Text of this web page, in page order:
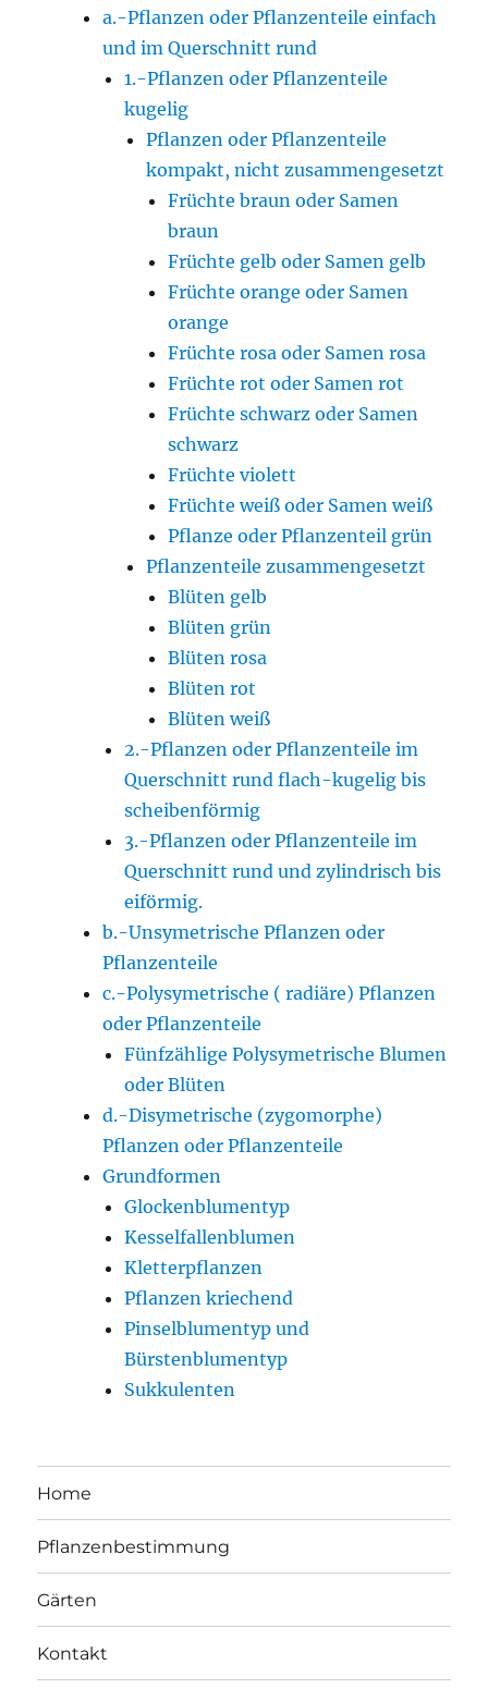
a.-Pflanzen oder Pflanzenteile einfach
und im Querschnitt rund
1.-Pflanzen oder Pflanzenteile
kugelig
Pflanzen oder Pflanzenteile
kompakt, nicht zusammengesetzt
Früchte braun oder Samen
braun
Früchte gelb oder Samen gelb
Früchte orange oder Samen
orange
Früchte rosa oder Samen rosa
Früchte rot oder Samen rot
Früchte schwarz oder Samen
schwarz
Früchte violett
Früchte weiß oder Samen weiß
Pflanze oder Pflanzenteil grün
Pflanzenteile zusammengesetzt
Blüten gelb
Blüten grün
Blüten rosa
Blüten rot
Blüten weiß
2.-Pflanzen oder Pflanzenteile im
Querschnitt rund flach-kugelig bis
scheibenförmig
3.-Pflanzen oder Pflanzenteile im
Querschnitt rund und zylindrisch bis
eiförmig.
b.-Unsymetrische Pflanzen oder
Pflanzenteile
c.-Polysymetrische ( radiäre) Pflanzen
oder Pflanzenteile
Fünfzählige Polysymetrische Blumen
oder Blüten
d.-Disymetrische (zygomorphe)
Pflanzen oder Pflanzenteile
Grundformen
Glockenblumentyp
Kesselfallenblumen
Kletterpflanzen
Pflanzen kriechend
Pinselblumentyp und
Bürstenblumentyp
Sukkulenten
Home
Pflanzenbestimmung
Gärten
Kontakt